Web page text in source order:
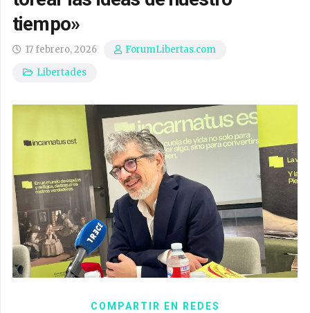
tiempo»
17 febrero, 2026
ForumLibertas.com
Libertades
COMPARTIR EN REDES